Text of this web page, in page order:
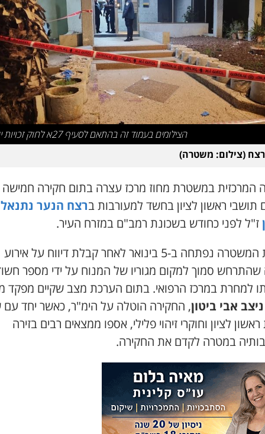
הצילומים בעמוד זה בהתאם לסעיף 27א לחוק זכויות יוצרים
(צילום: משטרה)
המרכזית במשטרת מחוז מרכז עצרה בתום חקירה חמישה
תושבי ראשון לציון בחשד למעורבות ברצח הנער נתנאל
ז"ל לפני כחודש בשכונת רמב"ם במזרח העיר.
חקירת המשטרה נפתחה ב-5 בינואר לאחר קבלת דיווח על אירוע
שהתרחש סמוך למקום מגוריו של המנוח על ידי מספר
למחרת במרכז הרפואי. בתום הערכת מצב שקיים מפקד
ניצב אבי ביטון, החקירה הוטלה על הימ"ר, כאשר יחד עם
לציון וחוקרי זיהוי פלילי, אספו ממצאים רבים בזירה
במטרה לקדם את החקירה.